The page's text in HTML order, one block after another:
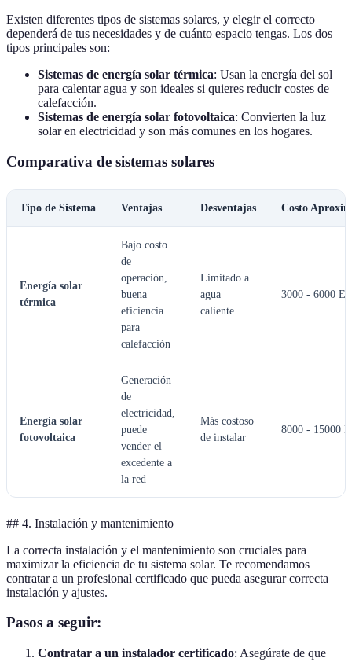
Existen diferentes tipos de sistemas solares, y elegir el correcto
dependerá de tus necesidades y de cuánto espacio tengas. Los dos
tipos principales son:
Sistemas de energía solar térmica: Usan la energía del sol
para calentar agua y son ideales si quieres reducir costes de
calefacción.
Sistemas de energía solar fotovoltaica: Convierten la luz
solar en electricidad y son más comunes en los hogares.
Comparativa de sistemas solares
Tipo de Sistema Ventajas Desventajas Costo
Energía solar
térmica
Bajo costo
de
operación,
buena
eficiencia
para
calefacción
Limitado a
agua
caliente
3000 - 6000
Energía solar
fotovoltaica
Generación
de
electricidad,
puede
vender el
excedente a
la red
Más costoso
de instalar
8000 - 15000
## 4. Instalación y mantenimiento
La correcta instalación y el mantenimiento son cruciales para
maximizar la eficiencia de tu sistema solar. Te recomendamos
contratar a un profesional certificado que pueda asegurar correcta
instalación y ajustes.
Pasos a seguir:
Contratar a un instalador certificado: Asegúrate de que